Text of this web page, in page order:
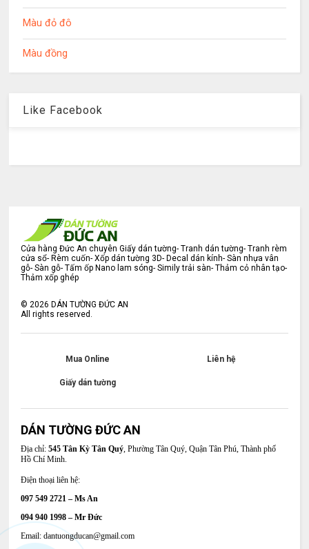
Màu đỏ đô
Màu đồng
Like Facebook
Cửa hàng Đức An chuyên Giấy dán tường- Tranh dán tường- Tranh rèm
cửa sổ- Rèm cuốn- Xốp dán tường 3D- Decal dán kính- Sàn nhựa vân
gỗ- Sàn gỗ- Tấm ốp Nano lam sóng- Simily trải sàn- Thảm cỏ nhân tạo-
Thảm xốp ghép
©2026 DÁN TƯỜNG ĐỨC AN
All rights reserved.
Mua Online Liên hệ
Giấy dán tường
DÁN TƯỜNG ĐỨC AN
Địa chỉ: 545 Tân Kỳ Tân Quý, Phường Tân Quý, Quận Tân Phú, Thành phố
Hồ Chí Minh.
Điện thoại liên hệ:
097 549 2721 – Ms An
094 940 1998 – Mr Đức
Email: dantuongducan@gmail.com